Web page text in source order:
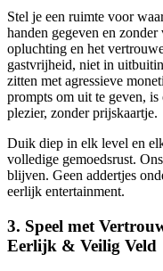
Stel je een ruimte voor
handen gegeven en
opluchting en het
gastvrijheid, niet in
zitten met agressieve
prompts om uit te geven,
plezier, zonder prijskaartje.
Duik diep in elk level en
volledige gemoedsrust.
blijven. Geen addertjes
eerlijk entertainment.
3. Speel met
Eerlijk & Veilig Veld